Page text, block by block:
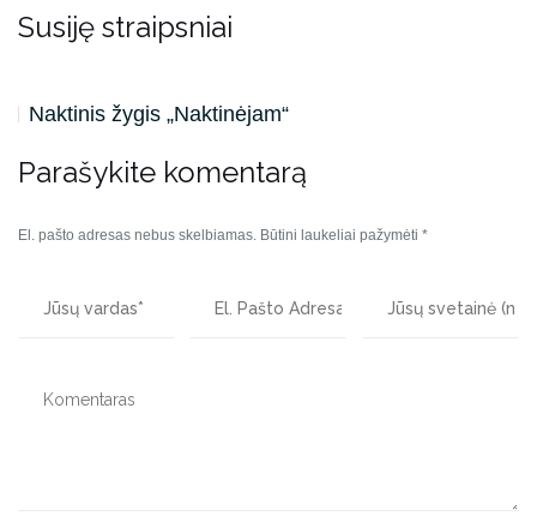
Susiję straipsniai
Naktinis žygis „Naktinėjam“
Parašykite komentarą
El. pašto adresas nebus skelbiamas. Būtini laukeliai pažymėti *